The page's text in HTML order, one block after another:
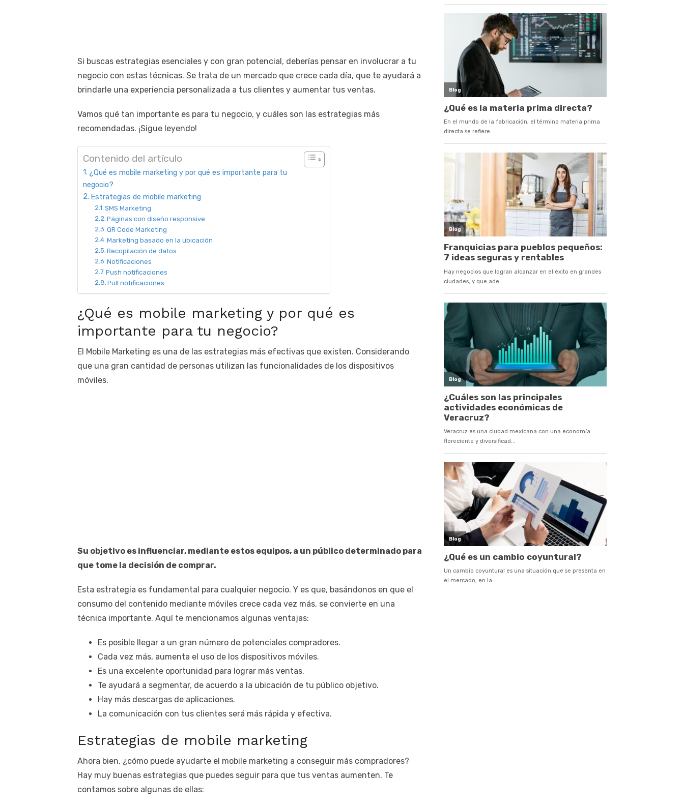
Si buscas estrategias esenciales y con gran potencial, deberías pensar en involucrar a tu
negocio con estas técnicas. Se trata de un mercado que crece cada día, que te ayudará a
brindarle una experiencia personalizada a tus clientes y aumentar tus ventas.
Vamos qué tan importante es para tu negocio, y cuáles son las estrategias más
recomendadas. ¡Sigue leyendo!
Contenido del artículo
¿Qué es mobile marketing y por qué es importante para tu
negocio?
Estrategias de mobile marketing
SMS Marketing
Páginas con diseño responsive
QR Code Marketing
Marketing basado en la ubicación
Recopilación de datos
Notificaciones
Push notificaciones
Pull notificaciones
¿Qué es mobile marketing y por qué es
importante para tu negocio?
El Mobile Marketing es una de las estrategias más efectivas que existen. Considerando
que una gran cantidad de personas utilizan las funcionalidades de los dispositivos
móviles.
Su objetivo es influenciar, mediante estos equipos, a un público determinado para
que tome la decisión de comprar.
Esta estrategia es fundamental para cualquier negocio. Y es que, basándonos en que el
consumo del contenido mediante móviles crece cada vez más, se convierte en una
técnica importante. Aquí te mencionamos algunas ventajas:
Es posible llegar a un gran número de potenciales compradores.
Cada vez más, aumenta el uso de los dispositivos móviles.
Es una excelente oportunidad para lograr más ventas.
Te ayudará a segmentar, de acuerdo a la ubicación de tu público objetivo.
Hay más descargas de aplicaciones.
La comunicación con tus clientes será más rápida y efectiva.
Estrategias de mobile marketing
Ahora bien, ¿cómo puede ayudarte el mobile marketing a conseguir más compradores?
Hay muy buenas estrategias que puedes seguir para que tus ventas aumenten. Te
contamos sobre algunas de ellas: